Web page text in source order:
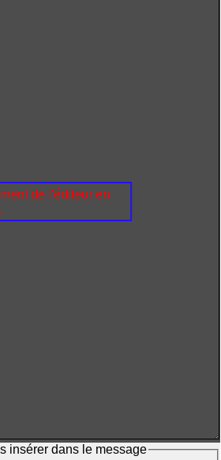
de l'éditeur en
insérer dans le message